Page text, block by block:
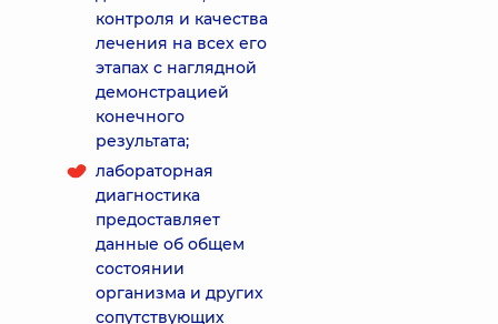
контроля и качества
лечения на всех его
этапах с наглядной
демонстрацией
конечного
результата;
лабораторная
диагностика
предоставляет
данные об общем
состоянии
организма и других
сопутствующих